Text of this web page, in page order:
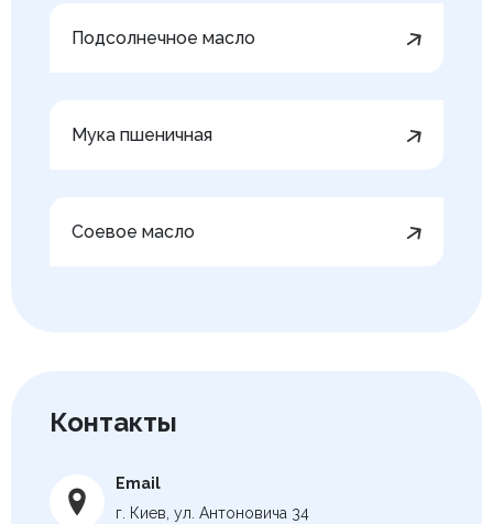
Подсолнечное масло
Мука пшеничная
Соевое масло
Контакты
Email
г. Киев, ул. Антоновича 34